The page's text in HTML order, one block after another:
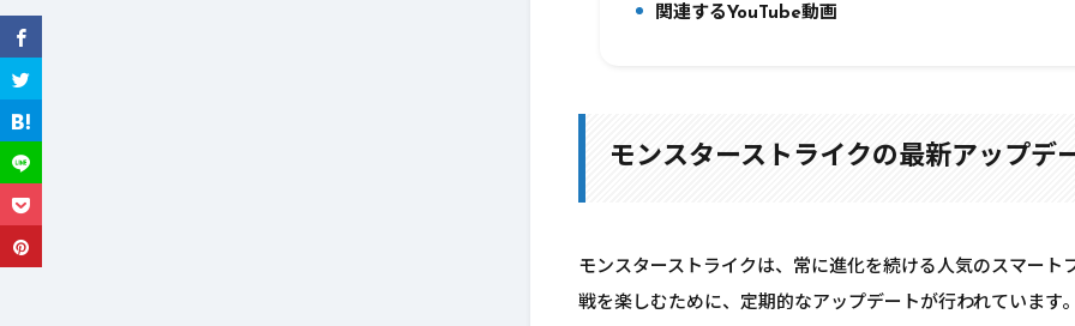
7.
関連するYouTube動画
モンスターストライクの最新アップデ
モンスターストライクは、常に進化を続ける人気のスマート
戦を楽しむために、定期的なアップデートが行われています